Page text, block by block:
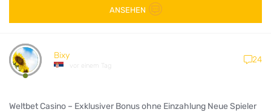
ANSEHEN
Bixy
vor einem Tag
24
Weltbet Casino – Exklusiver Bonus ohne Einzahlung Neue Spieler